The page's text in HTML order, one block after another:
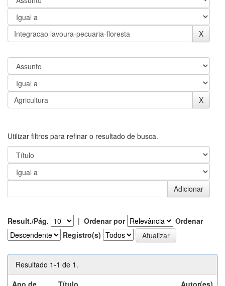
Utilizar filtros para refinar o resultado de busca.
Result./Pág. | Ordenar por
Ordenar
Registro(s)
Resultado 1-1 de 1.
Ano de
Título Autor(es)